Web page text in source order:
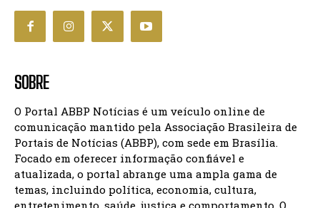
SOBRE
O Portal ABBP Notícias é um veículo online de
comunicação mantido pela Associação Brasileira de
Portais de Notícias (ABBP), com sede em Brasília.
Focado em oferecer informação confiável e
atualizada, o portal abrange uma ampla gama de
temas, incluindo política, economia, cultura,